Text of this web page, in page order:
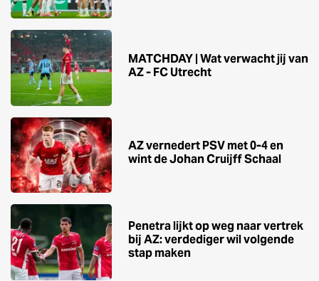
MATCHDAY | Wat verwacht jij van
AZ - FC Utrecht
AZ vernedert PSV met 0-4 en
wint de Johan Cruijff Schaal
Penetra lijkt op weg naar vertrek
bij AZ: verdediger wil volgende
stap maken